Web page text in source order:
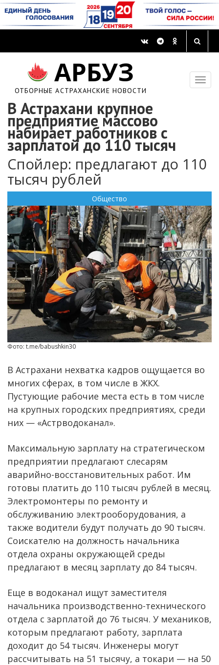
АРБУЗ
ОТБОРНЫЕ АСТРАХАНСКИЕ НОВОСТИ
В Астрахани крупное
предприятие массово
набирает работников с
зарплатой до 110 тысяч
Спойлер: предлагают до 110
тысяч рублей
Общество
Фото: t.me/babushkin30
В Астрахани нехватка кадров ощущается во
многих сферах, в том числе в ЖКХ.
Пустующие рабочие места есть в том числе
на крупных городских предприятиях, среди
них — «Астрводоканал».
Максимальную зарплату на стратегическом
предприятии предлагают слесарям
аварийно-восстановительных работ. Им
готовы платить до 110 тысяч рублей в месяц.
Электромонтеры по ремонту и
обслуживанию электрооборудования, а
также водители будут получать до 90 тысяч.
Соискателю на должность начальника
отдела охраны окружающей среды
предлагают в месяц зарплату до 84 тысяч.
Еще в водоканал ищут заместителя
начальника производственно-технического
отдела с зарплатой до 76 тысяч. У механиков,
которым предлагают работу, зарплата
доходит до 54 тысяч. Инженеры могут
рассчитывать на 51 тысячу, а токари — на 50